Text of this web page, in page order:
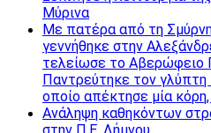
Μύρινα
Με πατέρα από τη
γεννήθηκε στην
τελείωσε το Αβερώφειο
Παντρεύτηκε τον γλύπτη
οποίο απέκτησε μία
Ανάληψη καθηκόντων